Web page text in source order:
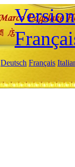
Deutsch Français